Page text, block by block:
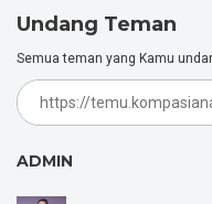
Kategori :Education
Dki Jakarta, Jakarta
SOSIAL MEDIA
Undang Teman
Semua teman yang Kamu
ADMIN